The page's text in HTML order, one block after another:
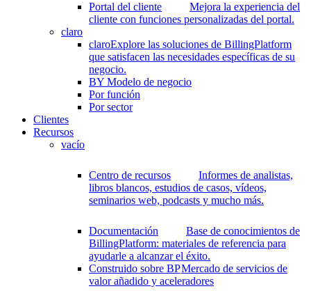
Portal del cliente
Mejora la experiencia del
cliente con funciones personalizadas del portal.
claro
claroExplore las soluciones de BillingPlatform
que satisfacen las necesidades específicas de su
negocio.
BY Modelo de negocio
Por función
Por sector
Clientes
Recursos
vacío
Centro de recursos
Informes de analistas,
libros blancos, estudios de casos, vídeos,
seminarios web, podcasts y mucho más.
Documentación
Base de conocimientos de
BillingPlatform: materiales de referencia para
ayudarle a alcanzar el éxito.
Construido sobre BPMercado de servicios de
valor añadido y aceleradores